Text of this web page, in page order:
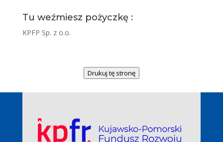
Tu weźmiesz pożyczkę :
KPFP Sp. z o.o.
Drukuj tę stronę